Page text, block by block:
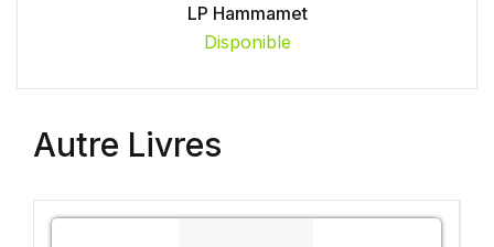
LP Hammamet
Disponible
Autre Livres